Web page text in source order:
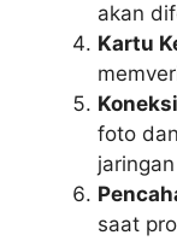
akan
Kartu
foto
saat